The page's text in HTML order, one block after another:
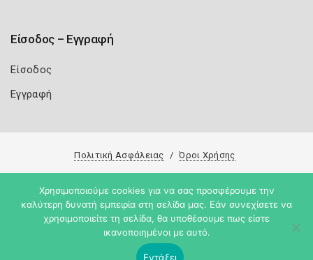
Είσοδος – Εγγραφή
Είσοδος
Εγγραφή
Πολιτική Ασφάλειας Όροι Χρήσης
Copyright 2026 Knowledge A.E.
Χρησιμοποιούμε cookies για να σας προσφέρουμε την
καλύτερη δυνατή εμπειρία στη σελίδα μας. Εάν συνεχίσετε να
χρησιμοποιείτε τη σελίδα, θα υποθέσουμε πως είστε
ικανοποιημένοι με αυτό.
Εντάξει